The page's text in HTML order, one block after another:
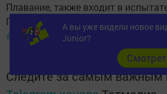
Плавание, также входит в
ГТО
#СпортивныйУруссу
Следите за самым важным
А вы уже видели новое
Junior?